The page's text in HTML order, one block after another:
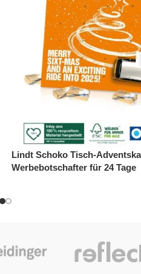
Organic Tisch-